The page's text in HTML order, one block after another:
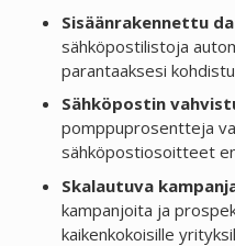
Sisäänrakennettu
sähköpostilistoja
parantaaksesi
Sähköpostin
pomppuprosentteja
sähköpostiosoitteet
Skalautuva
kampanjoita ja
kaikenkokoisille